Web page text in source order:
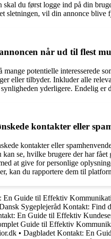
skal du først logge ind på din
sletningen, vil din annonce
når ud til flest
potentielle interesserede
eller tilbyder. Inkluder alle
yderligere. Endelig
kontakter eller
kontakter eller
se, hvilke brugere der har
at give for personlige
kan du rapportere dem til
En Guide til Effektiv
Sygeplejeråd Kontakt: Find
En Guide til Effektiv
Guide til Effektiv
• Dagbladet Kontakt: En